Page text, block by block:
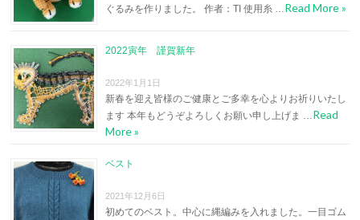
ぐるみを作りました。 作者：TI 使用糸 …Read More »
2022寅年 謹賀新年
2022年1月1日
新春を迎え皆様のご健康とご多幸を心よりお祈りいたし
ます 本年もどうぞよろしくお願い申し上げま …Read
More »
ベスト
2021年12月6日
初めてのベスト。中心に縄編みを入れました。一目ゴム